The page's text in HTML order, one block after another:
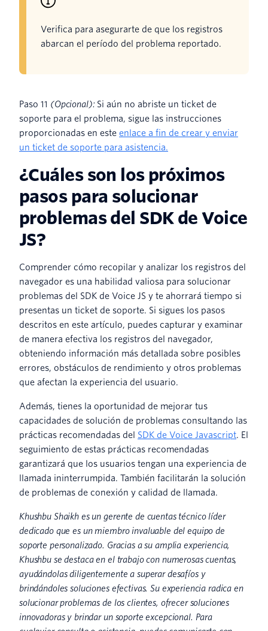
Verifica para asegurarte de que los registros
abarcan el período del problema reportado.
Paso 11 (Opcional): Si aún no abriste un ticket de
soporte para el problema, sigue las instrucciones
proporcionadas en este enlace a fin de crear y enviar
un ticket de soporte para asistencia.
¿Cuáles son los próximos
pasos para solucionar
problemas del SDK de Voice
JS?
Comprender cómo recopilar y analizar los registros del
navegador es una habilidad valiosa para solucionar
problemas del SDK de Voice JS y te ahorrará tiempo si
presentas un ticket de soporte. Si sigues los pasos
descritos en este artículo, puedes capturar y examinar
de manera efectiva los registros del navegador,
obteniendo información más detallada sobre posibles
errores, obstáculos de rendimiento y otros problemas
que afectan la experiencia del usuario.
Además, tienes la oportunidad de mejorar tus
capacidades de solución de problemas consultando las
prácticas recomendadas del SDK de Voice Javascript. El
seguimiento de estas prácticas recomendadas
garantizará que los usuarios tengan una experiencia de
llamada ininterrumpida. También facilitarán la solución
de problemas de conexión y calidad de llamada.
Khushbu Shaikh es un gerente de cuentas técnico líder
dedicado que es un miembro invaluable del equipo de
soporte personalizado. Gracias a su amplia experiencia,
Khushbu se destaca en el trabajo con numerosas cuentas,
ayudándolas diligentemente a superar desafíos y
brindándoles soluciones efectivas. Su experiencia radica en
solucionar problemas de los clientes, ofrecer soluciones
innovadoras y brindar un soporte excepcional. Para